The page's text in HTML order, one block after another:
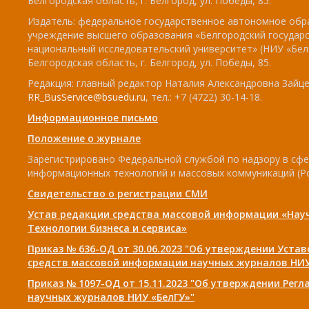
Издатель: федеральное государственное автономное
учреждение высшего образования «Белгородский
национальный исследовательский университет» (НИУ
Белгородская область, г. Белгород, ул. Победы, 85.
Редакция: главный редактор Наталия Александровна
RR_BusService@bsuedu.ru, тел.: +7 (4722) 30-14-18.
Информационное письмо
Положение о журнале
Зарегистрировано Федеральной службой по надзору в
информационных технологий и массовых коммуникаций
Свидетельство о регистрации СМИ
Устав редакции средства массовой информации
Технологии бизнеса и сервиса»
Приказ № 636-ОД от 30.06.2023 "Об утверждении
средств массовой информации научных журналов
Приказ № 1097-ОД от 15.11.2023 "Об утверждении
научных журналов НИУ «БелГУ»"